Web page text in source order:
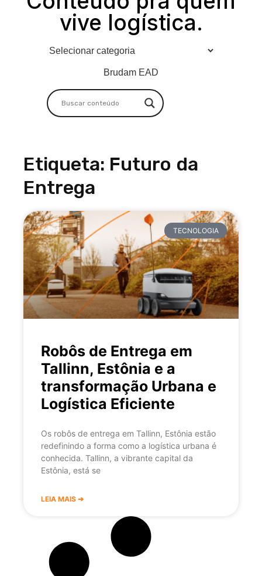
vive logística.
Brudam EAD
Etiqueta: Futuro da
Entrega
TECNOLOGIA
Robôs de Entrega em
Tallinn, Estônia e a
transformação Urbana e
Logística Eficiente
Os robôs de entrega em Tallinn, Estônia estão
redefinindo a forma como a logística urbana é
conhecida. Tallinn, a vibrante capital da
Estônia, está se
LEIA MAIS ➔